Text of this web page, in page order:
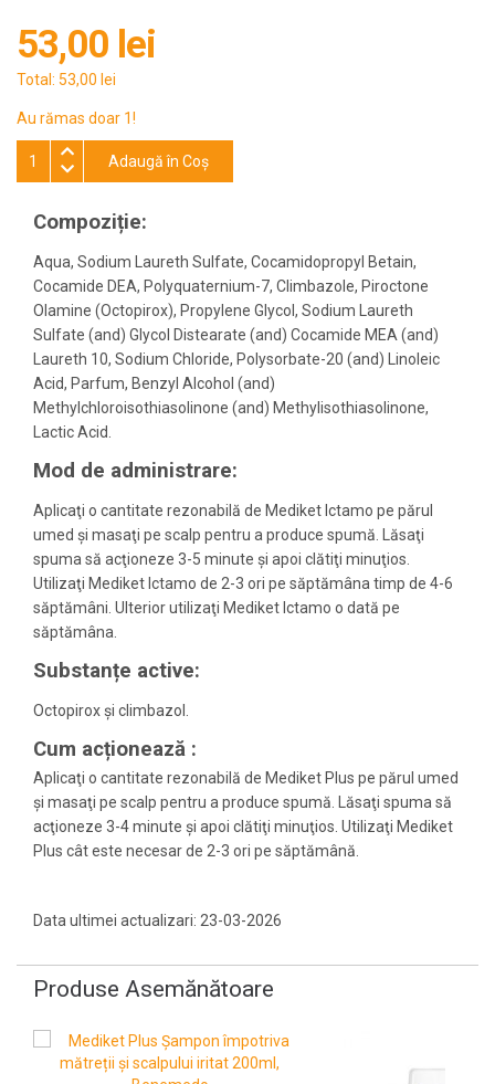
53,00 lei
Total: 53,00 lei
Au rămas doar 1!
Adaugă în Coş
Compoziție:
Aqua, Sodium Laureth Sulfate, Cocamidopropyl Betain,
Cocamide DEA, Polyquaternium-7, Climbazole, Piroctone
Olamine (Octopirox), Propylene Glycol, Sodium Laureth
Sulfate (and) Glycol Distearate (and) Cocamide MEA (and)
Laureth 10, Sodium Chloride, Polysorbate-20 (and) Linoleic
Acid, Parfum, Benzyl Alcohol (and)
Methylchloroisothiasolinone (and) Methylisothiasolinone,
Lactic Acid.
Mod de administrare:
Aplicaţi o cantitate rezonabilă de Mediket Ictamo pe părul
umed şi masaţi pe scalp pentru a produce spumă. Lăsaţi
spuma să acţioneze 3-5 minute şi apoi clătiţi minuţios.
Utilizaţi Mediket Ictamo de 2-3 ori pe săptămâna timp de 4-6
săptămâni. Ulterior utilizaţi Mediket Ictamo o dată pe
săptămâna.
Substanțe active:
Octopirox şi climbazol.
Cum acționează :
Aplicaţi o cantitate rezonabilă de Mediket Plus pe părul umed
şi masaţi pe scalp pentru a produce spumă. Lăsaţi spuma să
acţioneze 3-4 minute şi apoi clătiţi minuţios. Utilizaţi Mediket
Plus cât este necesar de 2-3 ori pe săptămână.
Data ultimei actualizari: 23-03-2026
Produse Asemănătoare